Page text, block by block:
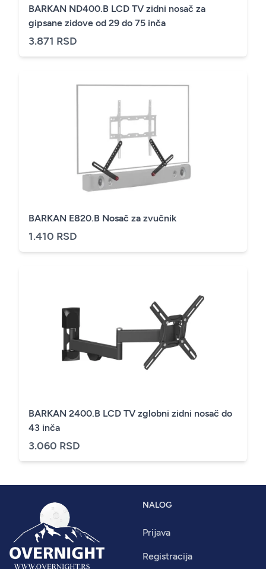
BARKAN ND400.B LCD TV zidni nosač za
gipsane zidove od 29 do 75 inča
3.871 RSD
BARKAN E820.B Nosač za zvučnik
1.410 RSD
BARKAN 2400.B LCD TV zglobni zidni nosač do
43 inča
3.060 RSD
NALOG
Prijava
Registracija